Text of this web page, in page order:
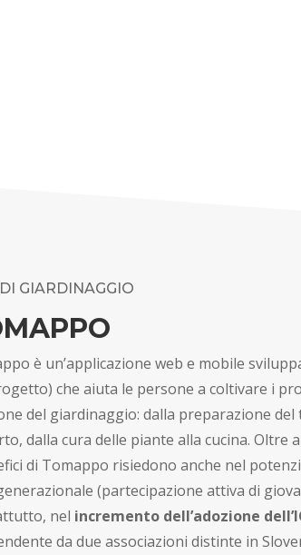
GIARDINAGGIO
è un’applicazione web e mobile
che aiuta le persone a coltivare i
del giardinaggio: dalla preparazione
dalla cura delle piante alla cucina. Oltre
di Tomappo risiedono anche nel
(partecipazione attiva di
nel incremento dell’adozione
da due associazioni distinte in